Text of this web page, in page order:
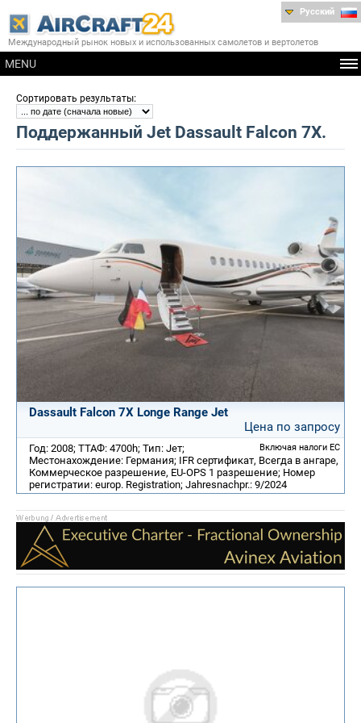
Международный рынок новых и использованных самолетов и вертолетов
MENU
Русский
Сортировать результаты:
Поддержанный Jet Dassault Falcon 7X.
Dassault Falcon 7X Longe Range Jet
Цена по запросу
Включая налоги ЕС
Год: 2008; ТТАФ: 4700h; Тип: Jет;
Местонахождение: Германия; IFR сертификат, Всегда в ангаре,
Коммерческое разрешение, EU-OPS 1 разрешение; Номер
регистратии: europ. Registration; Jahresnachpr.: 9/2024